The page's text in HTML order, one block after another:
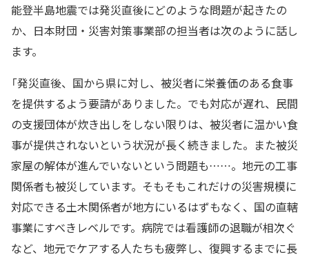
能登半島地震では発災直後にどのような問題が起きたの
か、日本財団・災害対策事業部の担当者は次のように話し
ます。
「発災直後、国から県に対し、被災者に栄養価のある食事
を提供するよう要請がありました。でも対応が遅れ、民間
の支援団体が炊き出しをしない限りは、被災者に温かい食
事が提供されないという状況が長く続きました。また被災
家屋の解体が進んでいないという問題も……。地元の工事
関係者も被災しています。そもそもこれだけの災害規模に
対応できる土木関係者が地方にいるはずもなく、国の直轄
事業にすべきレベルです。病院では看護師の退職が相次ぐ
など、地元でケアする人たちも疲弊し、復興するまでに長